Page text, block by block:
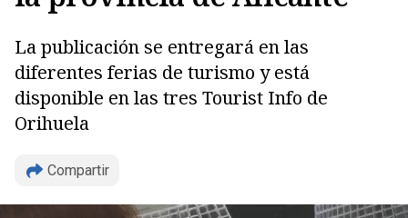
La publicación se entregará en las
diferentes ferias de turismo y está
disponible en las tres Tourist Info de
Orihuela
Compartir
Copiar